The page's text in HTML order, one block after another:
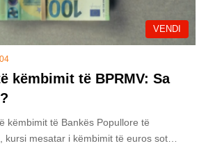
VENDI
këmbimit të BPRMV: Sa
këmbimit të Bankës Popullore të
kursi mesatar i këmbimit të euros sot…